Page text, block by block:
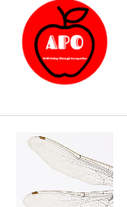
に行
べし